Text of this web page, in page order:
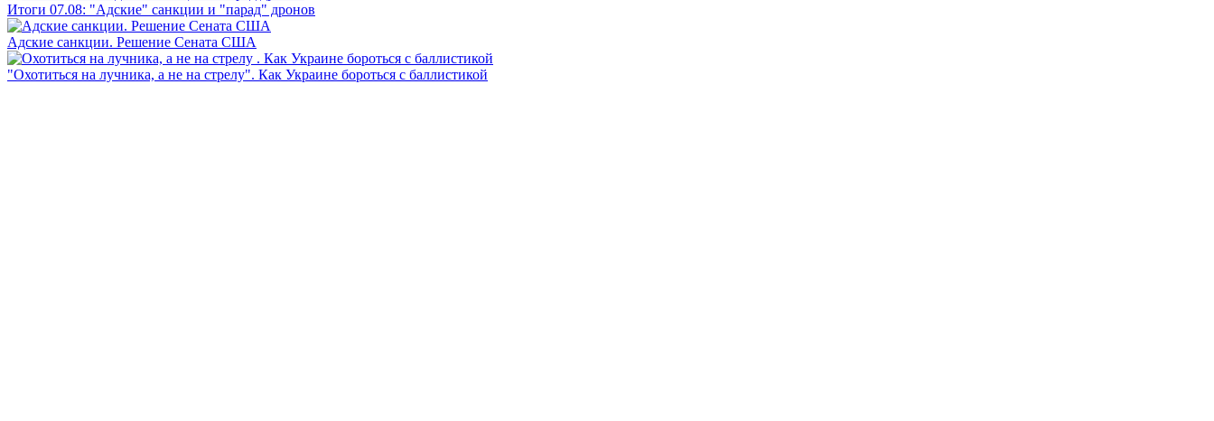
Итоги 07.08: "Адские" санкции и "парад" дронов
Адские санкции. Решение Сената США
"Охотиться на лучника, а не на стрелу". Как Украине бороться с баллистикой